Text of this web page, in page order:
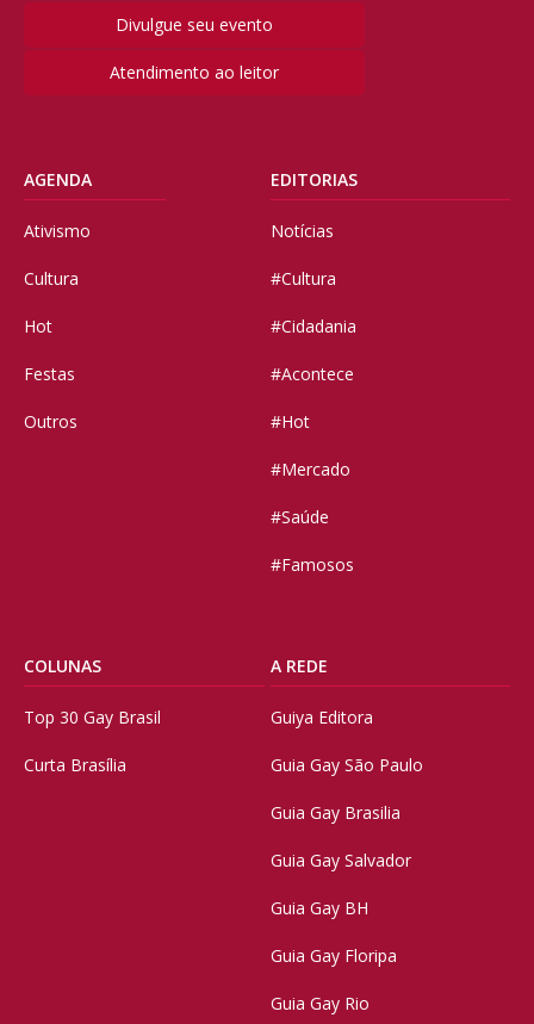
Divulgue seu evento
Atendimento ao leitor
AGENDA
Ativismo
Cultura
Hot
Festas
Outros
EDITORIAS
Notícias
#Cultura
#Cidadania
#Acontece
#Hot
#Mercado
#Saúde
#Famosos
COLUNAS
Top 30 Gay Brasil
Curta Brasília
A REDE
Guiya Editora
Guia Gay São Paulo
Guia Gay Brasilia
Guia Gay Salvador
Guia Gay BH
Guia Gay Floripa
Guia Gay Rio